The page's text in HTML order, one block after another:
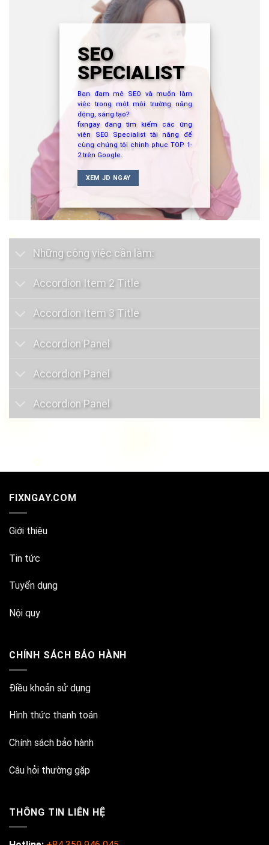
SEO
SPECIALIST
Bạn đam mê SEO và muốn làm
việc trong một môi trường năng
động, sáng tạo?
fixngay đang tìm kiếm các ứng
viên SEO Specialist tài năng để
cùng chúng tôi chinh phục TOP 1-
2 trên Google.
XEM JD NGAY
Những công việc cần làm:
Accordion Item 2 Title
Accordion Item 3 Title
Accordion Panel
Accordion Panel
Accordion Panel
FIXNGAY.COM
Giới thiệu
Tin tức
Tuyển dụng
Nội quy
CHÍNH SÁCH BẢO HÀNH
Điều khoản sử dụng
Hình thức thanh toán
Chính sách bảo hành
Câu hỏi thường gặp
THÔNG TIN LIÊN HỆ